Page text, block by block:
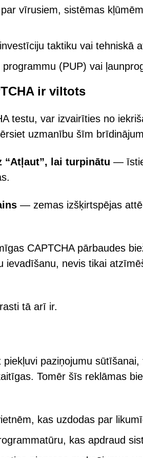
vīrusiem, sistēmas
taktiku vai tehniskā
(PUP) vai
ir viltots
testu, var izvairīties no
uzmanību šīm
“Atļaut”, lai turpinātu —
— zemas izšķirtspējas
CAPTCHA pārbaudes
ievadīšanu, nevis tikai
tā arī ir.
paziņojumu
Tomēr šīs reklāmas
kas uzdodas par
kas apdraud